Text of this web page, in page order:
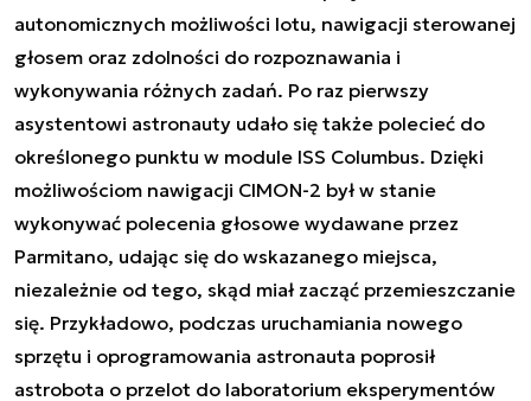
autonomicznych możliwości lotu, nawigacji sterowanej
głosem oraz zdolności do rozpoznawania i
wykonywania różnych zadań. Po raz pierwszy
asystentowi astronauty udało się także polecieć do
określonego punktu w module ISS Columbus. Dzięki
możliwościom nawigacji CIMON-2 był w stanie
wykonywać polecenia głosowe wydawane przez
Parmitano, udając się do wskazanego miejsca,
niezależnie od tego, skąd miał zacząć przemieszczanie
się. Przykładowo, podczas uruchamiania nowego
sprzętu i oprogramowania astronauta poprosił
astrobota o przelot do laboratorium eksperymentów